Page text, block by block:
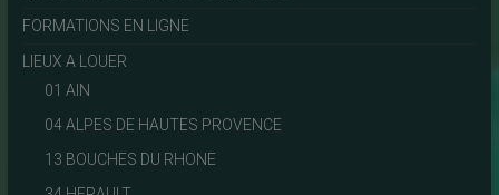
FORMATIONS EN LIGNE
LIEUX A LOUER
01 AIN
04 ALPES DE HAUTES PROVENCE
13 BOUCHES DU RHONE